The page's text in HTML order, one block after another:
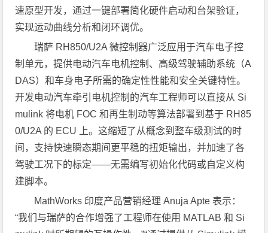
速原型开发，通过一键部署简化硬件启动和台架验证，
实现运动曲线分析和闭环调优。
瑞萨 RH850/U2A 微控制器广泛应用于汽车电子控
制单元，提供电动汽车电机控制、高级驾驶辅助系统（A
DAS）和车身电子所需的确定性性能和安全关键特性。
开发电动汽车牵引电机控制的汽车工程师可以直接从 Si
mulink 将电机 FOC 和再生制动等算法部署到基于 RH85
0/U2A 的 ECU 上。这缩短了从概念到整车级测试的时
间，支持快速瞬态期间更平稳的扭矩输出，并加速了各
驾驶工况下的标定——无需编写初始化代码或自定义构
建脚本。
MathWorks 印度产品营销经理 Anuja Apte 表示：
“我们与瑞萨的合作增强了工程师在使用 MATLAB 和 Si